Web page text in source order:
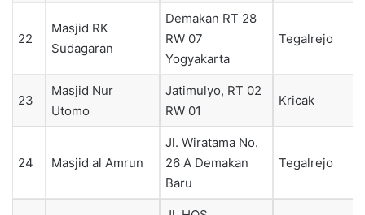
22
Masjid RK
Sudagaran
Demakan RT 28
RW 07
Yogyakarta
Tegalrejo
23
Masjid Nur
Utomo
Jatimulyo, RT 02
RW 01
Kricak
24 Masjid al Amrun
Jl. Wiratama No.
26 A Demakan
Baru
Tegalrejo